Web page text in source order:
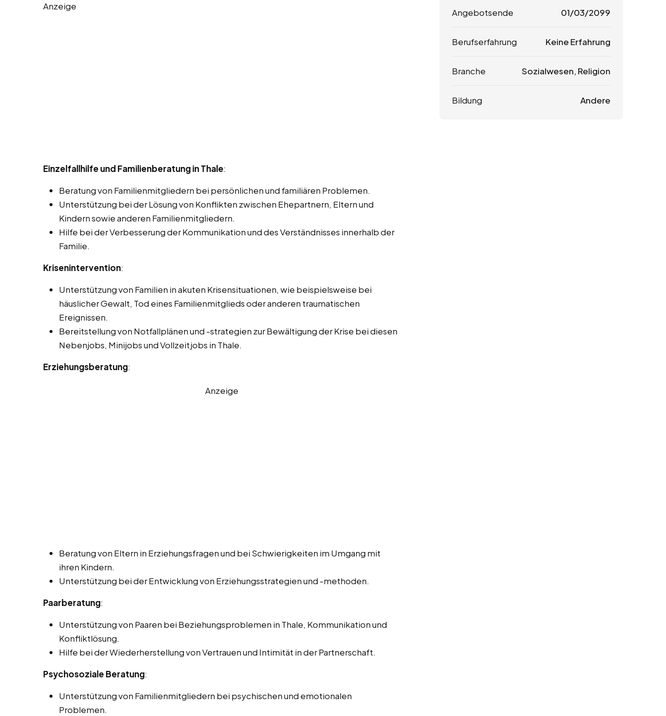
Anzeige
Einzelfallhilfe und Familienberatung in Thale:
Beratung von Familienmitgliedern bei persönlichen und familiären Problemen.
Unterstützung bei der Lösung von Konflikten zwischen Ehepartnern, Eltern und
Kindern sowie anderen Familienmitgliedern.
Hilfe bei der Verbesserung der Kommunikation und des Verständnisses innerhalb der
Familie.
Krisenintervention:
Unterstützung von Familien in akuten Krisensituationen, wie beispielsweise bei
häuslicher Gewalt, Tod eines Familienmitglieds oder anderen traumatischen
Ereignissen.
Bereitstellung von Notfallplänen und -strategien zur Bewältigung der Krise bei diesen
Nebenjobs, Minijobs und Vollzeitjobs in Thale.
Erziehungsberatung:
Anzeige
Beratung von Eltern in Erziehungsfragen und bei Schwierigkeiten im Umgang mit
ihren Kindern.
Unterstützung bei der Entwicklung von Erziehungsstrategien und -methoden.
Paarberatung:
Unterstützung von Paaren bei Beziehungsproblemen in Thale, Kommunikation und
Konfliktlösung.
Hilfe bei der Wiederherstellung von Vertrauen und Intimität in der Partnerschaft.
Psychosoziale Beratung:
Unterstützung von Familienmitgliedern bei psychischen und emotionalen
Problemen.
Angebotsende 01/03/2099
Berufserfahrung Keine Erfahrung
Branche Sozialwesen, Religion
Bildung Andere